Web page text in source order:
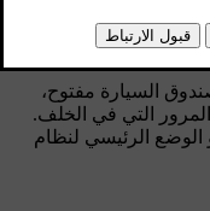
يعمل كذلك.
السيارة مفتوح،
التي في الخلف.
الرئيسي لنظام